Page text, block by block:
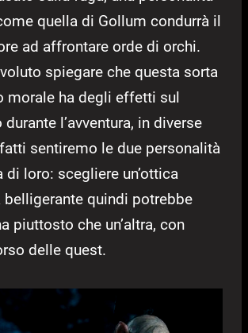
quella di Gollum condurrà il
ad affrontare orde di orchi.
spiegare che questa sorta
morale ha degli effetti sul
l’avventura, in diverse
sentiremo le due personalità
di loro: scegliere un’ottica
belligerante quindi potrebbe
piuttosto che un’altra, con
delle quest.